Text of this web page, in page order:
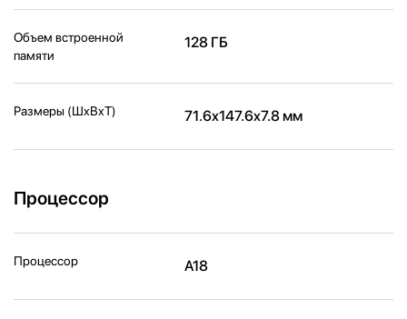
Объем встроенной
памяти
128 ГБ
Размеры (ШxВxТ) 71.6x147.6x7.8 мм
Процессор
Процессор A18